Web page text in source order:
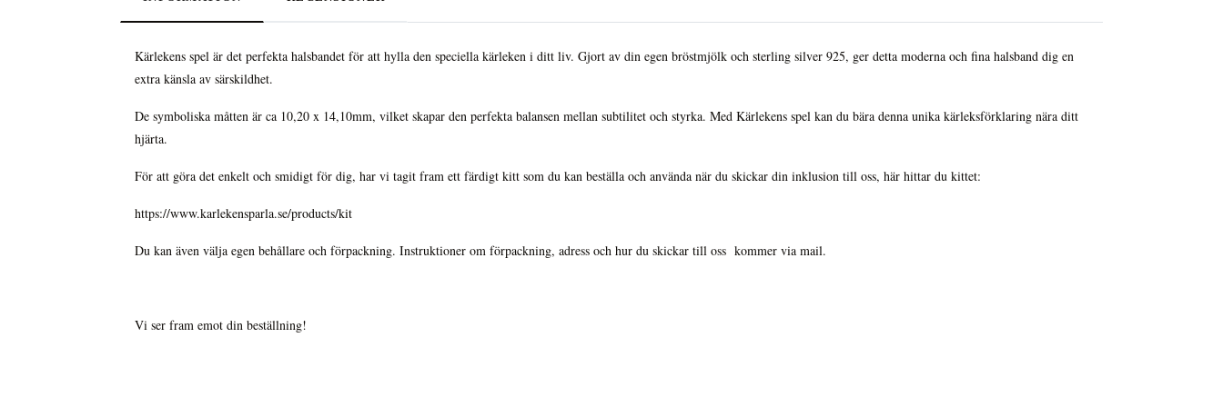
Kärlekens spel är det perfekta halsbandet för att hylla den speciella kärleken i ditt liv. Gjort av din egen bröstmjölk och sterling silver 925, ger detta moderna och fina halsband dig en
extra känsla av särskildhet.
De symboliska måtten är ca 10,20 x 14,10mm, vilket skapar den perfekta balansen mellan subtilitet och styrka. Med Kärlekens spel kan du bära denna unika kärleksförklaring nära ditt
hjärta.
För att göra det enkelt och smidigt för dig, har vi tagit fram ett färdigt kitt som du kan beställa och använda när du skickar din inklusion till oss, här hittar du kittet:
https://www.karlekensparla.se/products/kit
Du kan även välja egen behållare och förpackning. Instruktioner om förpackning, adress och hur du skickar till oss kommer via mail.
Vi ser fram emot din beställning!